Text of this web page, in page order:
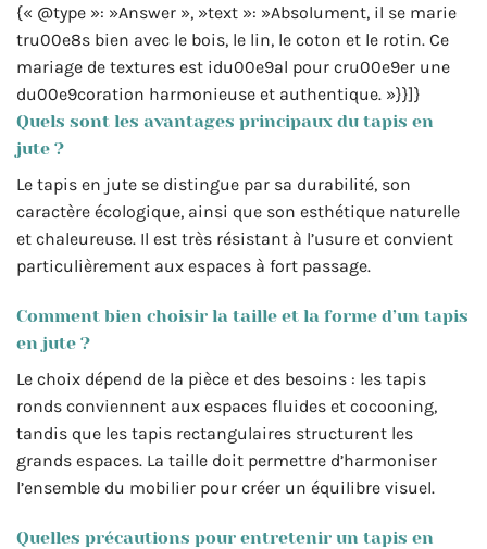
{« @type »: »Answer », »text »: »Absolument, il se marie
tru00e8s bien avec le bois, le lin, le coton et le rotin. Ce
mariage de textures est idu00e9al pour cru00e9er une
du00e9coration harmonieuse et authentique. »}}]}
Quels sont les avantages principaux du tapis en
jute ?
Le tapis en jute se distingue par sa durabilité, son
caractère écologique, ainsi que son esthétique naturelle
et chaleureuse. Il est très résistant à l’usure et convient
particulièrement aux espaces à fort passage.
Comment bien choisir la taille et la forme d’un tapis
en jute ?
Le choix dépend de la pièce et des besoins : les tapis
ronds conviennent aux espaces fluides et cocooning,
tandis que les tapis rectangulaires structurent les
grands espaces. La taille doit permettre d’harmoniser
l’ensemble du mobilier pour créer un équilibre visuel.
Quelles précautions pour entretenir un tapis en